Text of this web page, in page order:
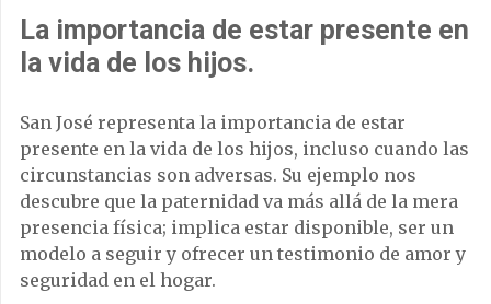
La importancia de estar presente en
la vida de los hijos.
San José representa la importancia de estar
presente en la vida de los hijos, incluso cuando las
circunstancias son adversas. Su ejemplo nos
descubre que la paternidad va más allá de la mera
presencia física; implica estar disponible, ser un
modelo a seguir y ofrecer un testimonio de amor y
seguridad en el hogar.